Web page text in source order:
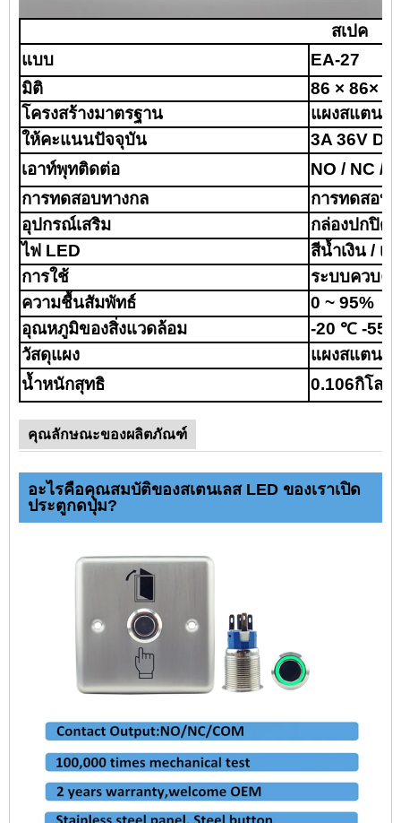
สเปค
แบบ
EA-27
มิติ
86 × 86×
โครงสร้างมาตรฐาน
แผงสแตนเ
ให้คะแนนปัจจุบัน
3A 36V
เอาท์พุทติดต่อ
NO / NC /
การทดสอบทางกล
การทดสอบ
อุปกรณ์เสริม
กล่องปกปิด
ไฟ LED
สีน้ำเงิน / เ
การใช้
ระบบควบคุ
ความชื้นสัมพัทธ์
0 ~ 95%
อุณหภูมิของสิ่งแวดล้อม
-20 ℃ -55
วัสดุแผง
แผงสแตนเ
น้ำหนักสุทธิ
0.106กิโลก
คุณลักษณะของผลิตภัณฑ์
อะไรคือคุณสมบัติของสเตนเลส LED ของเราเปิด
ประตูกดปุ่ม?